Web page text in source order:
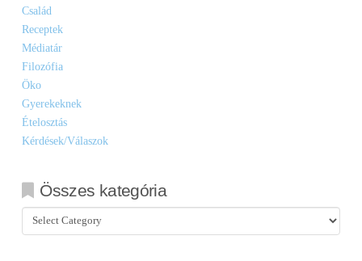
Család
Receptek
Médiatár
Filozófia
Öko
Gyerekeknek
Ételosztás
Kérdések/Válaszok
Összes kategória
Összes
kategória